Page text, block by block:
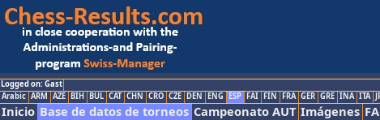
Logged on: Gast
Arabic ARM AZE BIH BUL CAT CHN CRO CZE DEN ENG ESP FAI FIN FRA GER GRE INA ITA
Inicio Base de datos de torneos Campeonato AUT Imágenes